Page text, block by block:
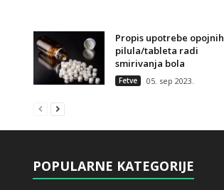
Propis upotrebe opojnih
pilula/tableta radi
smirivanja bola
Fetve 05. sep 2023.
POPULARNE KATEGORIJE